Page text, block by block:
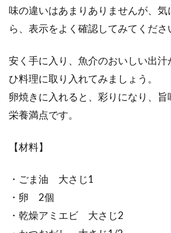
味の違いはあまりありませんが、気
ら、表示をよく確認してみてくださ
安く手に入り、魚介のおいしい出
ひ料理に取り入れてみましょう。
卵焼きに入れると、彩りになり、旨
栄養満点です。
【材料】
・ごま油 大さじ1
・卵 2個
・乾燥アミエビ 大さじ2